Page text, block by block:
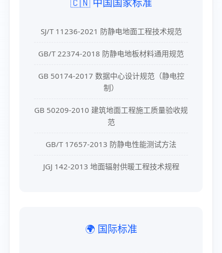
🇨🇳 中国国家标准
SJ/T 11236-2021 防静电地面工程技术规范
GB/T 22374-2018 防静电地板材料通用规范
GB 50174-2017 数据中心设计规范（静电控
制）
GB 50209-2010 建筑地面工程施工质量验收规
范
GB/T 17657-2013 防静电性能测试方法
JGJ 142-2013 地面辐射供暖工程技术规程
🌍 国际标准